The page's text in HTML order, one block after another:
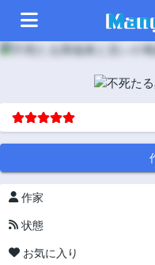
作家
状態
お気に入り